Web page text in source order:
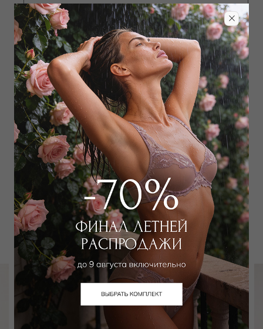
Определить размер
Наличие в магазинах
ТОВАР РАСПРОДАН
Добавить в избранное
Забронировать в магазине
Вам может подойти